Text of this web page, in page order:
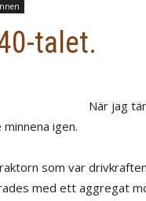
talet.
När jag
igen.
som var
med ett aggregat